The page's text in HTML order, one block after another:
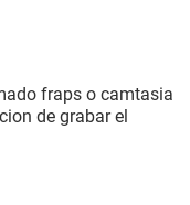
fraps o camtasia
de grabar el